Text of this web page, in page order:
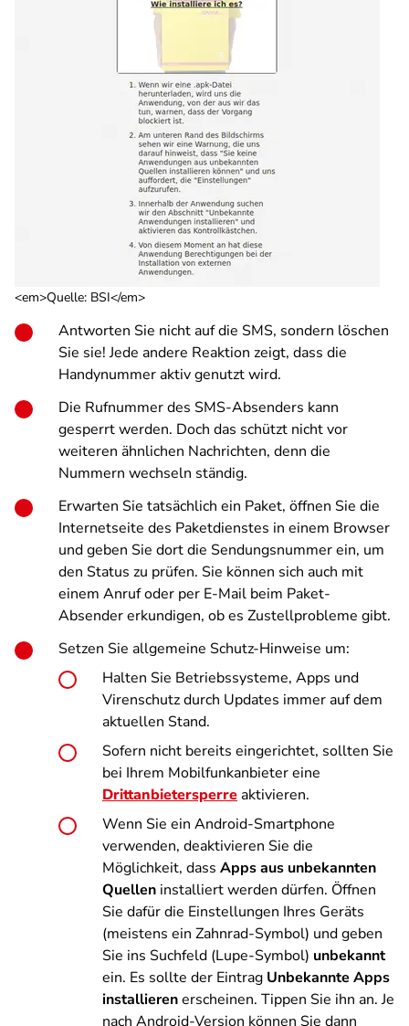
<em>Quelle: BSI</em>
Antworten Sie nicht auf die SMS, sondern löschen
Sie sie! Jede andere Reaktion zeigt, dass die
Handynummer aktiv genutzt wird.
Die Rufnummer des SMS-Absenders kann
gesperrt werden. Doch das schützt nicht vor
weiteren ähnlichen Nachrichten, denn die
Nummern wechseln ständig.
Erwarten Sie tatsächlich ein Paket, öffnen Sie die
Internetseite des Paketdienstes in einem Browser
und geben Sie dort die Sendungsnummer ein, um
den Status zu prüfen. Sie können sich auch mit
einem Anruf oder per E-Mail beim Paket-
Absender erkundigen, ob es Zustellprobleme gibt.
Setzen Sie allgemeine Schutz-Hinweise um:
Halten Sie Betriebssysteme, Apps und
Virenschutz durch Updates immer auf dem
aktuellen Stand.
Sofern nicht bereits eingerichtet, sollten Sie
bei Ihrem Mobilfunkanbieter eine
Drittanbietersperreaktivieren.
Wenn Sie ein Android-Smartphone
verwenden, deaktivieren Sie die
Möglichkeit, dass Apps aus unbekannten
Quellen installiert werden dürfen. Öffnen
Sie dafür die Einstellungen Ihres Geräts
(meistens ein Zahnrad-Symbol) und geben
Sie ins Suchfeld (Lupe-Symbol) unbekannt
ein. Es sollte der Eintrag Unbekannte Apps
installierenerscheinen. Tippen Sie ihn an. Je
nach Android-Version können Sie dann